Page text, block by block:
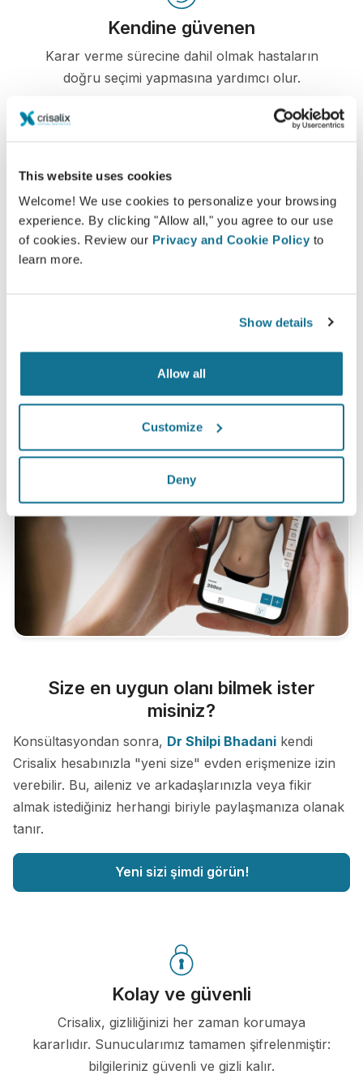
This website uses cookies
Welcome! We use cookies to personalize your browsing
experience. By clicking "Allow all," you agree to our use
of cookies. Review our Privacy and Cookie Policy to
learn more.
Show details
Allow all
Customize
Deny
Kendine güvenen
Karar verme sürecine dahil olmak hastaların
doğru seçimi yapmasına yardımcı olur.
Memnun
Kadınların 100%'ı öncesinde Crisalix 3D
simülasyonu gördüklerinde ameliyatlarından ya
memnun kaldıklarını ya da çok memnun
*Mayıs 2010 ile Eylül 2011 arasında İsviçre'de ameliyat olan
meme büyütme hastaları arasında çevrimiçi anket yapılmıştır.
Size en uygun olanı bilmek ister
misiniz?
Konsültasyondan sonra, Dr Shilpi Bhadani kendi
Crisalix hesabınızla "yeni size" evden erişmenize izin
verebilir. Bu, aileniz ve arkadaşlarınızla veya fikir
almak istediğiniz herhangi biriyle paylaşmanıza olanak
tanır.
Yeni sizi şimdi görün!
Kolay ve güvenli
Crisalix, gizliliğinizi her zaman korumaya
kararlıdır. Sunucularımız tamamen şifrelenmiştir:
bilgileriniz güvenli ve gizli kalır.